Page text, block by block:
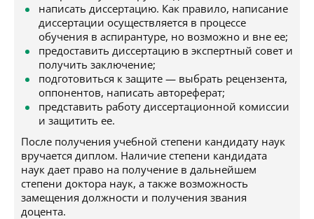
написать диссертацию. Как правило, написание
диссертации осуществляется в процессе
обучения в аспирантуре, но возможно и вне ее;
предоставить диссертацию в экспертный совет и
получить заключение;
подготовиться к защите — выбрать рецензента,
оппонентов, написать автореферат;
представить работу диссертационной комиссии
и защитить ее.
После получения учебной степени кандидату наук
вручается диплом. Наличие степени кандидата
наук дает право на получение в дальнейшем
степени доктора наук, а также возможность
замещения должности и получения звания
доцента.